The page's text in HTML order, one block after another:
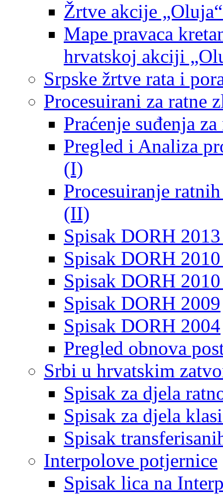
Žrtve akcije
Mape pravaca
hrvatskoj akciji
Srpske žrtve rata i
Procesuirani za ratne
Praćenje suđenja
Pregled i Analiza
(I)
Procesuiranje
(II)
Spisak DORH
Spisak DORH
Spisak DORH
Spisak DORH 2009
Spisak DORH 2004
Pregled obnova
Srbi u hrvatskim
Spisak za djela
Spisak za djela
Spisak
Interpolove potjernice
Spisak lica na